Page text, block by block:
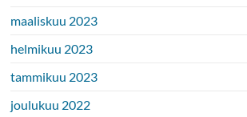
maaliskuu 2023
helmikuu 2023
tammikuu 2023
joulukuu 2022